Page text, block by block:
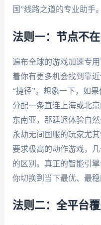
国”线路之道的专业助手。
法则一：节点不
遍布全球的游戏加速专
着你有更多机会找到靠
“捷径”。想象一下，如
分配一条直连上海或北
东南亚，那延迟体验自
永劫无间国服的玩家尤
要求极高的动作游戏，
的区别。真正的智能引
你切换到当下最优、最稳
法则二：全平台